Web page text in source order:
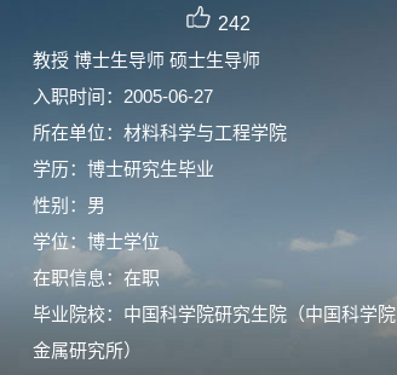
242
教授 博士生导师 硕士生导师
入职时间：2005-06-27
所在单位：材料科学与工程学院
学历：博士研究生毕业
性别：男
学位：博士学位
在职信息：在职
毕业院校：中国科学院研究生院（中国科学院
金属研究所）